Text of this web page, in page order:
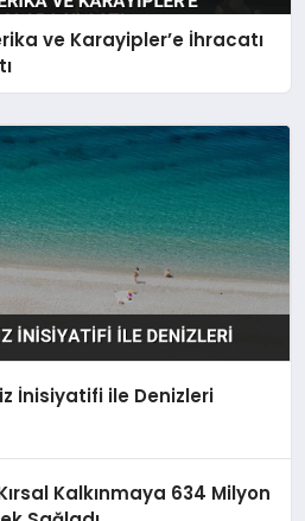
ve Karayipler’e İhracatı
İnisiyatifi ile Denizleri
Kalkınmaya 634 Milyon